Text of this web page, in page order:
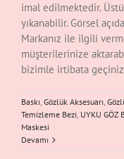
imal edilmektedir.
yıkanabilir. Görsel
Markanız ile ilgili
müşterilerinize
bizimle irtibata
Baskı, Gözlük Aksesuarı,
Temizleme Bezi, UYKU GÖZ
Maskesi
Devamı